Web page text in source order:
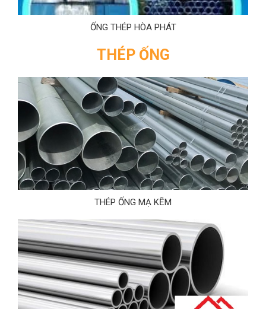
ỐNG THÉP HÒA PHÁT
THÉP ỐNG
THÉP ỐNG MẠ KẼM